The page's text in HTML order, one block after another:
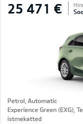
25 471 €
Petrol, Automatic
Experience Green (EXG),
istmekatted